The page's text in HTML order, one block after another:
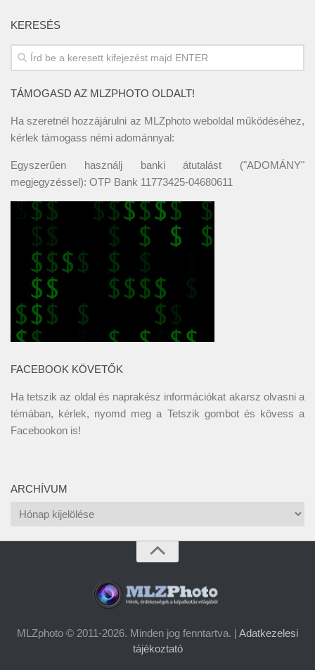
KERESÉS
TÁMOGASD AZ MLZPHOTO OLDALT!
Ha szeretnél hozzájárulni az MLZphoto weboldal működéséhez,
kérlek támogass némi adománnyal:
Egyszerűen használj banki átutalást ("ADOMÁNY"
megjegyzéssel): OTP Bank 11773425-04680611
FACEBOOK KÖVETŐK
Ha tetszik az oldal és naprakész információkat akarsz olvasni a
témában, kérlek, nyomd meg a Tetszik gombot és kövess a
Facebookon is!
ARCHÍVUM
Archívum
MLZphoto © 2011-2026. Minden jog fenntartva. | Adatkezelesi
tájékoztató